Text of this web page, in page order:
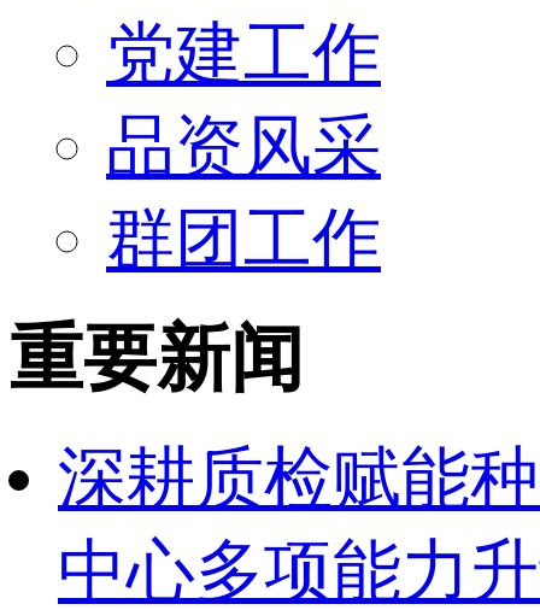
党建工作
品资风采
群团工作
重要新闻
深耕质检赋能
中心多项能力